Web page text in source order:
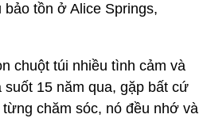
tồn ở Alice Springs,
chuột túi nhiều tình cảm và
15 năm qua, gặp bất cứ
chăm sóc, nó đều nhớ và